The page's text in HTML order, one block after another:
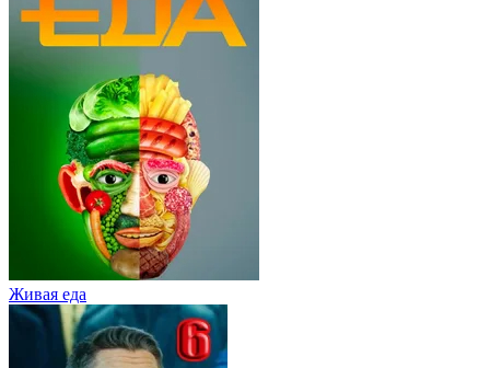
Живaя eдa